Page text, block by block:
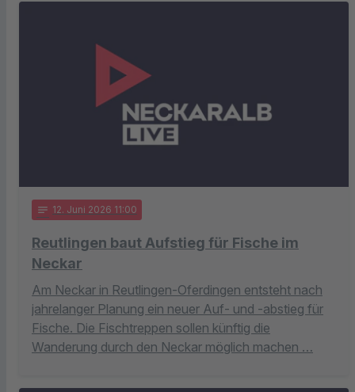
notes 12. Juni 2026 11:00
Reutlingen baut Aufstieg für Fische im
Neckar
Am Neckar in Reutlingen-Oferdingen entsteht nach
jahrelanger Planung ein neuer Auf- und -abstieg für
Fische. Die Fischtreppen sollen künftig die
Wanderung durch den Neckar möglich machen …